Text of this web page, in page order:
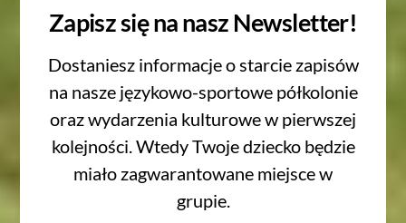
Zapisz się na nasz Newsletter!
Dostaniesz informacje o starcie zapisów
na nasze językowo-sportowe półkolonie
oraz wydarzenia kulturowe w pierwszej
kolejności. Wtedy Twoje dziecko będzie
miało zagwarantowane miejsce w
grupie.